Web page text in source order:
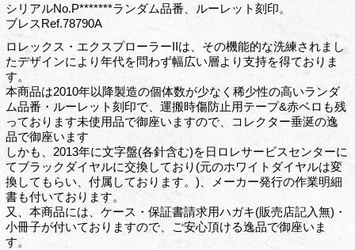
シリアルNo.P*******ランダム品番、ルーレット刻印。
ブレスRef.78790A
ロレックス・エクスプローラーIIは、その機能的な洗練されまし
たデザインにより年代を問わず幅広い層より支持を得ておりま
す。
本商品は2010年以降製造の個体数が少なく稀少性の高いランダ
ム品番・ルーレット刻印で、運搬時傷防止用テープ&赤ベロも残
っております未使用品で御座いますので、コレクター垂涎の逸
品で御座います
しかも、2013年に文字盤(各針含む)を日ロレサービスセンターに
てブラックダイヤルに交換しており(元のホワイトダイヤルは変
換してもらい、付属しております。)、メーカー発行の作業明細
書も付いております。
又、本商品には、ケース・保証書請求用ハガキ(販売店記入無)・
小冊子が付いておりますので、ご安心頂ける逸品で御座いま
す。